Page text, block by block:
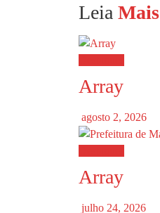
Leia Mais
Array
agosto 2, 2026
Array
julho 24, 2026